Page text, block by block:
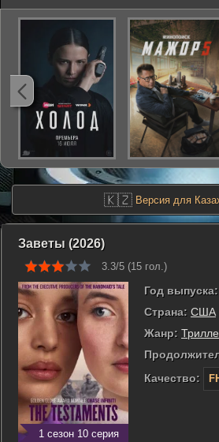
🇰🇿 Версия для
Заветы (2026)
3.3/5 (15 гол.)
1 сезон 10 серия
Год выпуска:
Страна: США
Жанр:
Качество: